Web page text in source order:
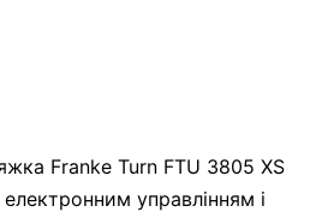
Franke Turn FTU 3805 XS
управлінням і